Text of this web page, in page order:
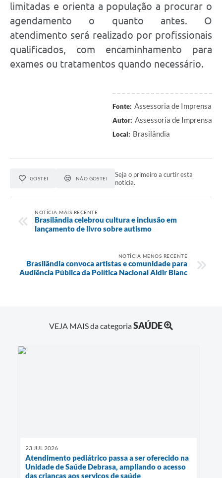
limitadas e orienta a população a procurar o
agendamento o quanto antes. O
atendimento será realizado por profissionais
qualificados, com encaminhamento para
exames ou tratamentos quando necessário.
Fonte: Assessoria de Imprensa
Autor: Assessoria de Imprensa
Local: Brasilândia
GOSTEI NÃO GOSTEI
Seja o primeiro a curtir esta
notícia.
NOTÍCIA MAIS RECENTE
Brasilândia celebrou cultura e inclusão em
lançamento de livro sobre autismo
NOTÍCIA MENOS RECENTE
Brasilândia convoca artistas e comunidade para
Audiência Pública da Política Nacional Aldir Blanc
VEJA MAIS da categoriaSAÚDE
23 JUL 2026
Atendimento pediátrico passa a ser oferecido na
Unidade de Saúde Debrasa, ampliando o acesso
das crianças aos serviços de saúde